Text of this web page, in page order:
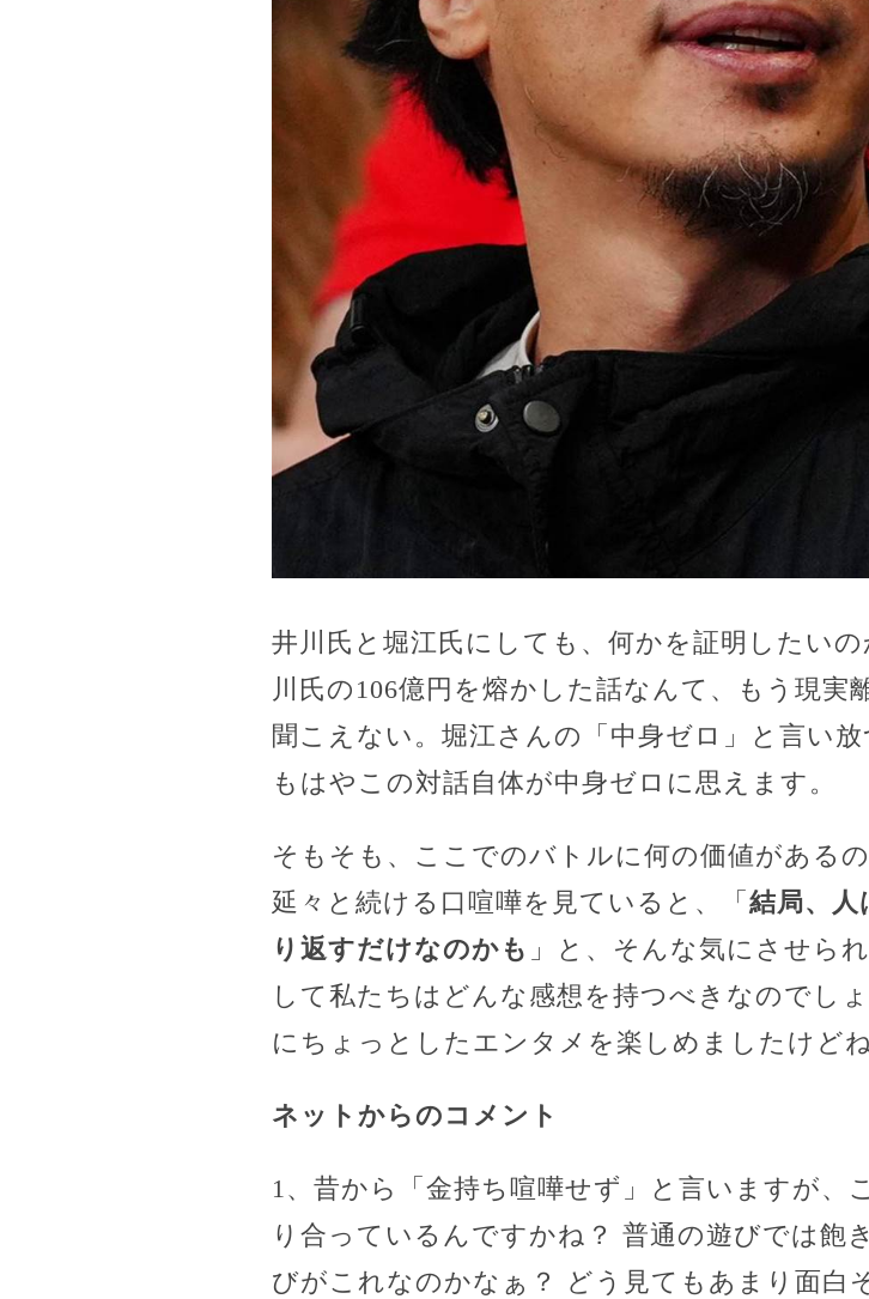
井川氏と堀江氏にしても、何かを証明したい
川氏の106億円を熔かした話なんて、もう現
聞こえない。堀江さんの「中身ゼロ」と言い
もはやこの対話自体が中身ゼロに思えます。
そもそも、ここでのバトルに何の価値がある
延々と続ける口喧嘩を見ていると、「 結局、
り返すだけなのかも 」と、そんな気にさせら
して私たちはどんな感想を持つべきなのでし
にちょっとしたエンタメを楽しめましたけどね
ネットからのコメント
1、昔から「金持ち喧嘩せず」と言いますが、
り合っているんですかね？ 普通の遊びでは飽
びがこれなのかなぁ？ どう見てもあまり面白